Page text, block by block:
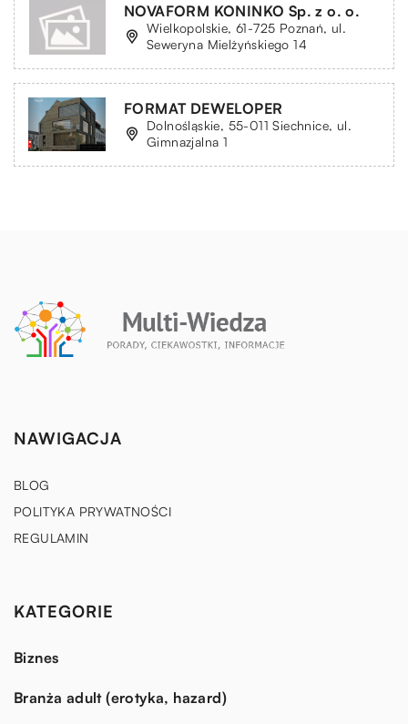
NOVAFORM KONINKO Sp. z o. o.
Wielkopolskie, 61-725 Poznań, ul.
Seweryna Mielżyńskiego 14
FORMAT DEWELOPER
Dolnośląskie, 55-011 Siechnice, ul.
Gimnazjalna 1
NAWIGACJA
BLOG
POLITYKA PRYWATNOŚCI
REGULAMIN
KATEGORIE
Biznes
Branża adult (erotyka, hazard)